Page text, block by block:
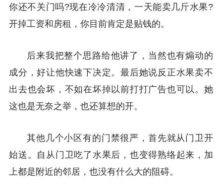
你还不关门吗?现在冷冷清清，一天能卖几斤水果?
开掉工资和房租，你目前肯定是贴钱的。
后来我把整个思路给他讲了，当然也有煽动的
成分，好让他快速下决定。最后她说反正水果卖不
出去也会坏，不如在坏掉以前打打广告也可以。她
这也是无奈之举，也还算想的开。
其他几个小区有的门禁很严，首先就从门卫开
始送。自从门卫吃了水果后，也变得熟络起来，加
上都是附近的邻居，也没有什么大的阻碍。